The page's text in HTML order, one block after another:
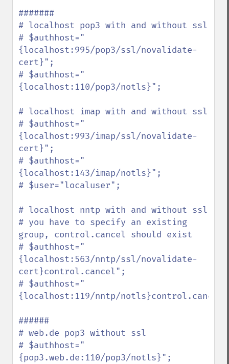
#######
# localhost pop3 with and without ssl
# $authhost="
{localhost:995/pop3/ssl/novalidate-
cert}";
# $authhost="
{localhost:110/pop3/notls}";
# localhost imap with and without ssl
# $authhost="
{localhost:993/imap/ssl/novalidate-
cert}";
# $authhost="
{localhost:143/imap/notls}";
# $user="localuser";
# localhost nntp with and without ssl
# you have to specify an existing
group, control.cancel should exist
# $authhost="
{localhost:563/nntp/ssl/novalidate-
cert}control.cancel";
# $authhost="
{localhost:119/nntp/
######
# web.de pop3 without ssl
# $authhost="
{pop3.web.de:110/pop3/notls}";